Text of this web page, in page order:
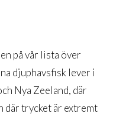
på vår lista över
djuphavsfisk lever i
Nya Zeeland, där
där trycket är extremt